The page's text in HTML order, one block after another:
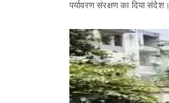
पर्यावरण संरक्षण का दिया संदेश।